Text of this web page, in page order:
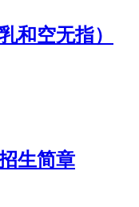
和空无指）
生简章